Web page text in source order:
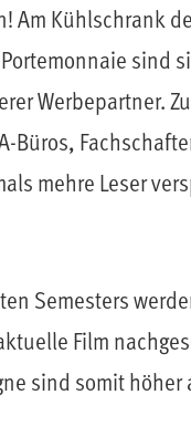
Am Kühlschrank
sind
Werbepartner.
Büros,
mehre Leser
Semesters
Film
sind somit